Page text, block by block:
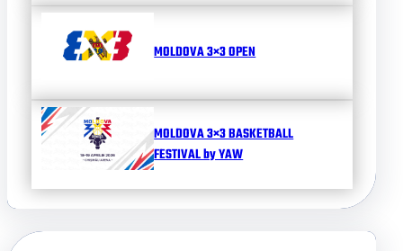
MOLDOVA 3×3 OPEN
MOLDOVA 3×3 BASKETBALL
FESTIVAL by YAW